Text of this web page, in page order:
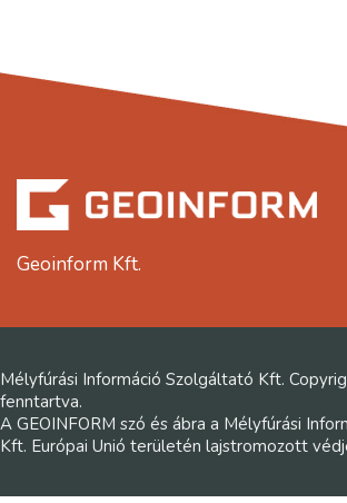
Geoinform Kft.
Mélyfúrási Információ Szolgáltató Kft.
fenntartva.
A GEOINFORM szó és ábra a Mélyfúrási
Kft. Európai Unió területén lajstromozott